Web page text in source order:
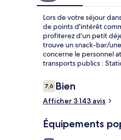
Lors de votre séjour
de points d'intérêt
profiterez d'un petit
trouve un snack-bar/
concerne le personnel
transports publics :
Avis
voyageurs
7,67,6 sur 10
Bien
Afficher 3 143 avis
Équipements